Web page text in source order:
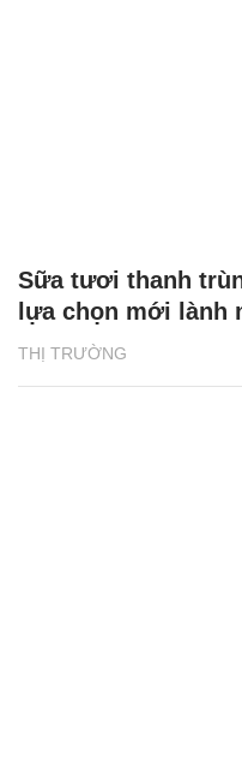
THỊ TRƯỜNG
Sữa tươi thanh
lựa chọn mới lành